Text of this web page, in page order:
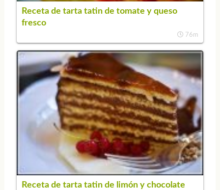
Receta de tarta tatin de tomate y queso
fresco
76m
Receta de tarta tatin de limón y chocolate